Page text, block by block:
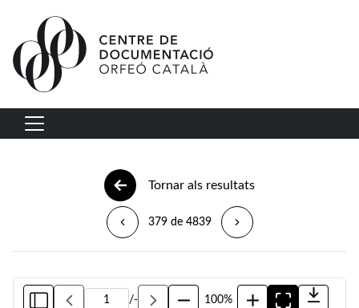
Vés al contingut
Navegació principal
Tornar als resultats
379 de 4839
/- 100%